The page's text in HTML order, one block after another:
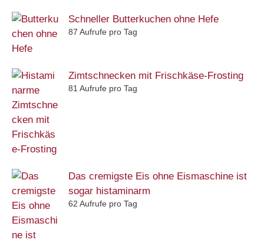
Schneller Butterkuchen ohne Hefe
87 Aufrufe pro Tag
Zimtschnecken mit Frischkäse-Frosting
81 Aufrufe pro Tag
Das cremigste Eis ohne Eismaschine ist
sogar histaminarm
62 Aufrufe pro Tag